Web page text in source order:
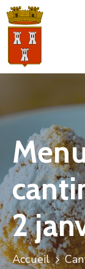
Accueil
Tourisme
Manifestations
Vie
Municipale
Services
Jeunesse
2
Accueil